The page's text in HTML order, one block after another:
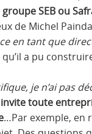
SEB ou
de Michel
en tant que
a pu
je n’ai pas
invite toute
…Par exemple, en